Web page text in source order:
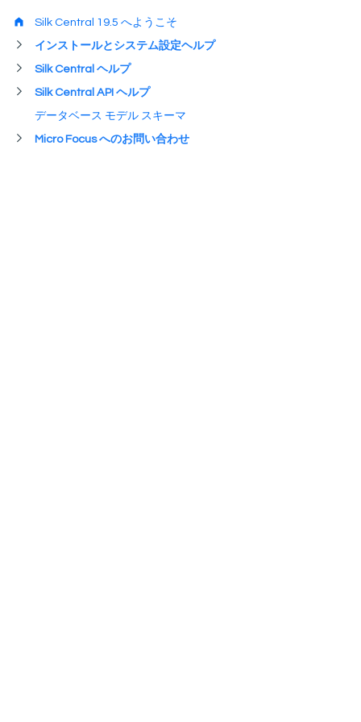
Silk Central 19.5 へようこそ
インストールとシステム設定ヘルプ
Silk Central ヘルプ
Silk Central API ヘルプ
データベース モデル スキーマ
Micro Focus へのお問い合わせ